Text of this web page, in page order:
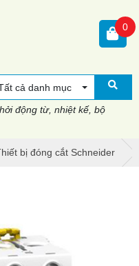
cả danh mục
động từ, nhiệt kế, bộ
0
bị đóng cắt Schneider